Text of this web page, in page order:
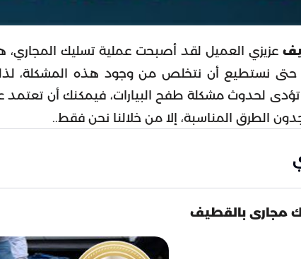
عزيزي العميل لقد أصبحت عملية تسليك المجاري، هي
حتى نستطيع أن نتخلص من وجود هذه المشكلة، لذلك
تؤدى لحدوث مشكلة طفح البيارات، فيمكنك أن تعتمد
الطرق المناسبة، إلا من خلالنا نحن فقط..
مجارى بالقطيف